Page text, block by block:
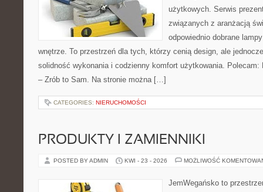
użytkowych. Serwis
związanych z aranżacją
odpowiednio dobrane
wnętrze. To przestrzeń dla tych, którzy cenią design, ale
solidność wykonania i codzienny komfort użytkowania. Polecam:
– Zrób to Sam. Na stronie można […]
CATEGORIES: NIERUCHOMOŚCI
PRODUKTY I ZAMIENNIKI
POSTED BY ADMIN KWI - 23 - 2026 MOŻLIWOŚĆ
JemWegańsko to